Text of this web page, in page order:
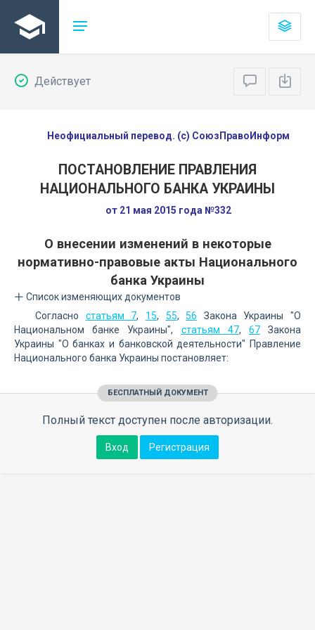
Действует
Неофициальный перевод. (с) СоюзПравоИнформ
ПОСТАНОВЛЕНИЕ ПРАВЛЕНИЯ
НАЦИОНАЛЬНОГО БАНКА УКРАИНЫ
от 21 мая 2015 года №332
О внесении изменений в некоторые
нормативно-правовые акты Национального
банка Украины
Список изменяющих документов
Согласно статьям 7, 15, 55,56 Закона Украины "О
Национальном банке Украины", статьям 47, 67Закона
Украины "О банках и банковской деятельности" Правление
Национального банка Украины постановляет:
БЕСПЛАТНЫЙ ДОКУМЕНТ
Полный текст доступен после авторизации.
Вход Регистрация